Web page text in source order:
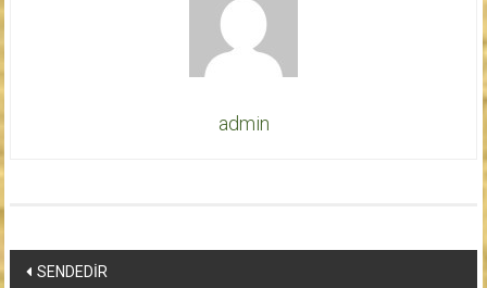
admin
Yazı
SENDEDİR